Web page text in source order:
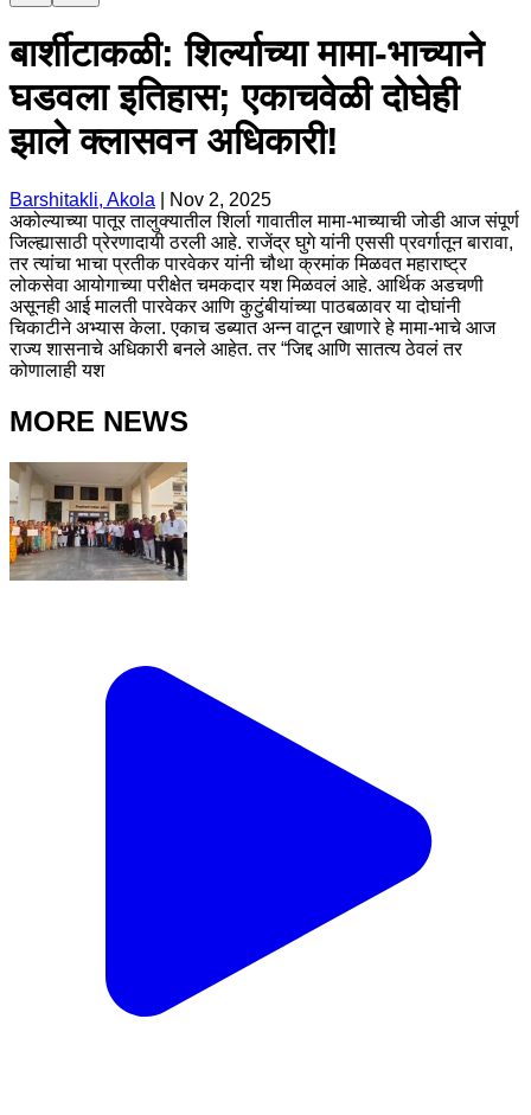
बार्शीटाकळी: शिर्ल्याच्या मामा-भाच्याने
घडवला इतिहास; एकाचवेळी दोघेही
झाले क्लासवन अधिकारी!
Barshitakli, Akola
Nov 2, 2025
अकोल्याच्या पातूर तालुक्यातील शिर्ला गावातील मामा-भाच्याची जोडी आज संपूर्ण
जिल्ह्यासाठी प्रेरणादायी ठरली आहे. राजेंद्र घुगे यांनी एससी प्रवर्गातून बारावा,
तर त्यांचा भाचा प्रतीक पारवेकर यांनी चौथा क्रमांक मिळवत महाराष्ट्र
लोकसेवा आयोगाच्या परीक्षेत चमकदार यश मिळवलं आहे. आर्थिक अडचणी
असूनही आई मालती पारवेकर आणि कुटुंबीयांच्या पाठबळावर या दोघांनी
चिकाटीने अभ्यास केला. एकाच डब्यात अन्न वाटून खाणारे हे मामा-भाचे आज
राज्य शासनाचे अधिकारी बनले आहेत. तर “जिद्द आणि सातत्य ठेवलं तर
कोणालाही यश
MORE NEWS